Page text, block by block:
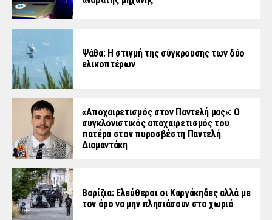
Ψάθα: Η στιγμή της σύγκρουσης των δύο
ελικοπτέρων
«Aποχαιρετισμός στον Παντελή μας»: Ο
συγκλονιστικός αποχαιρετισμός του
πατέρα στον πυροσβέστη Παντελή
Διαμαντάκη
Βορίζια: Ελεύθεροι οι Καργάκηδες αλλά με
τον όρο να μην πλησιάσουν στο χωριό